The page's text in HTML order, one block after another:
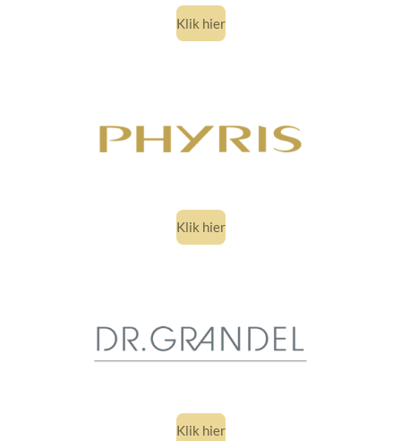
Klik hier
Klik hier
Klik hier